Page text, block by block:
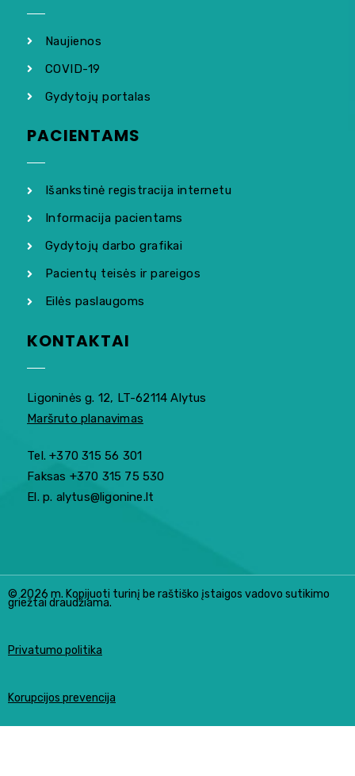
Naujienos
COVID-19
Gydytojų portalas
PACIENTAMS
Išankstinė registracija internetu
Informacija pacientams
Gydytojų darbo grafikai
Pacientų teisės ir pareigos
Eilės paslaugoms
KONTAKTAI
Ligoninės g. 12, LT-62114 Alytus
Maršruto planavimas
Tel. +370 315 56 301
Faksas +370 315 75 530
El. p. alytus@ligonine.lt
© 2026 m. Kopijuoti turinį be raštiško įstaigos vadovo sutikimo
griežtai draudžiama.
Privatumo politika
Korupcijos prevencija